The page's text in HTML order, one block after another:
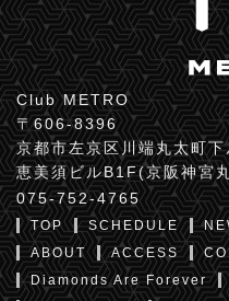
Club METRO
〒606-8396
京都市左京区川端丸太町
恵美須ビルB1F(京阪神宮
075-752-4765
TOP SCHEDULE
ABOUT
ACCESS
Diamonds Are Forever